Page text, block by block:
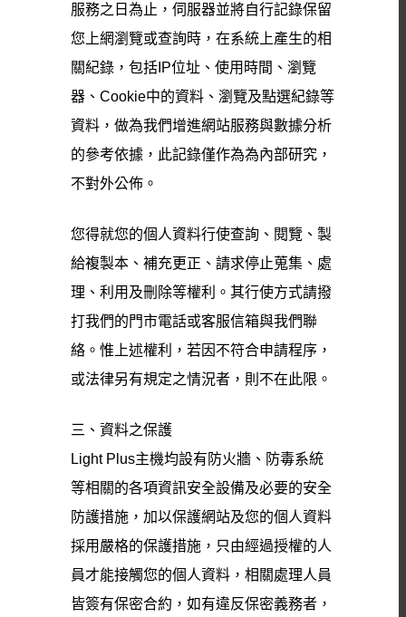
服務之日為止，伺服器並將自行記錄保留
您上網瀏覽或查詢時，在系統上產生的相
關紀錄，包括IP位址、使用時間、瀏覽
器、Cookie中的資料、瀏覽及點選紀錄等
資料，做為我們增進網站服務與數據分析
的參考依據，此記錄僅作為為內部研究，
不對外公佈。
您得就您的個人資料行使查詢、閱覽、製
給複製本、補充更正、請求停止蒐集、處
理、利用及刪除等權利。其行使方式請撥
打我們的門市電話或客服信箱與我們聯
絡。惟上述權利，若因不符合申請程序，
或法律另有規定之情況者，則不在此限。
三、資料之保護
Light Plus主機均設有防火牆、防毒系統
等相關的各項資訊安全設備及必要的安全
防護措施，加以保護網站及您的個人資料
採用嚴格的保護措施，只由經過授權的人
員才能接觸您的個人資料，相關處理人員
皆簽有保密合約，如有違反保密義務者，